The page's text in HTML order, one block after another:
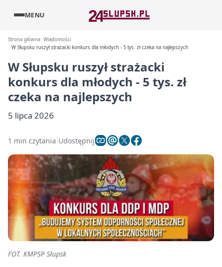
MENU
Strona główna Wiadomości
W Słupsku ruszył strażacki konkurs dla młodych - 5 tys. zł czeka na najlepszych
W Słupsku ruszył strażacki
konkurs dla młodych - 5 tys. zł
czeka na najlepszych
5 lipca 2026
1 min czytania Udostępnij
FOT. KMPSP Słupsk